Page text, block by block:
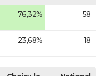
76,32% 58
23,68% 18